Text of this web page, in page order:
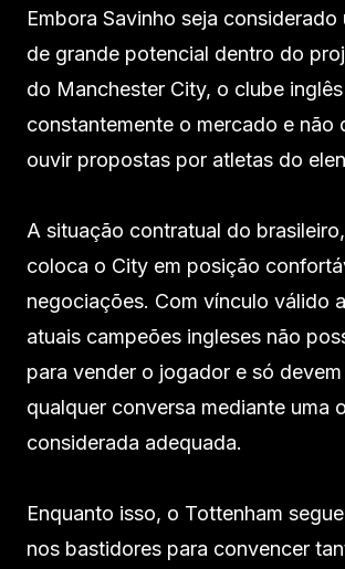
Embora Savinho seja
de grande potencial dentro do
do Manchester City, o clube
constantemente o mercado e não
ouvir propostas por atletas do
A situação contratual do
coloca o City em posição
negociações. Com vínculo válido
atuais campeões ingleses não
para vender o jogador e só
qualquer conversa mediante uma
considerada adequada.
Enquanto isso, o Tottenham
nos bastidores para convencer